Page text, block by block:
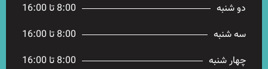
دو شنبه
8:00 تا 16:00
سه شنبه
8:00 تا 16:00
چهار شنبه
8:00 تا 16:00